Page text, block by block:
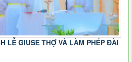
LỄ GIUSE THỢ VÀ LÀM PHÉP ĐÀI